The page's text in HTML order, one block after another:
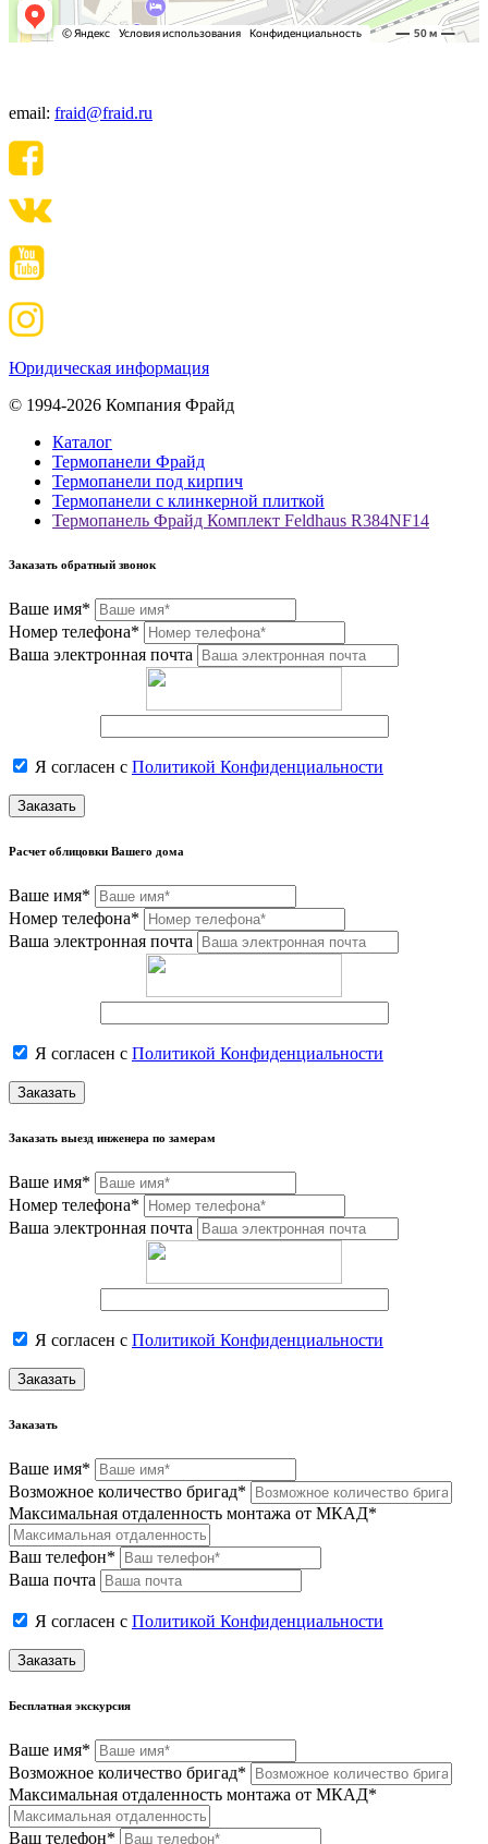
email: fraid@fraid.ru
Юридическая информация
© 1994-2026 Компания Фрайд
Каталог
Термопанели Фрайд
Термопанели под кирпич
Термопанели с клинкерной плиткой
Термопанель Фрайд Комплект Feldhaus R384NF14
Заказать обратный звонок
Ваше имя*
Номер телефона*
Ваша электронная почта
Я согласен с Политикой Конфиденциальности
Заказать
Расчет облицовки Вашего дома
Ваше имя*
Номер телефона*
Ваша электронная почта
Я согласен с Политикой Конфиденциальности
Заказать
Заказать выезд инженера по замерам
Ваше имя*
Номер телефона*
Ваша электронная почта
Я согласен с Политикой Конфиденциальности
Заказать
Заказать
Ваше имя*
Возможное количество бригад*
Максимальная отдаленность монтажа от МКАД*
Ваш телефон*
Ваша почта
Я согласен с Политикой Конфиденциальности
Заказать
Бесплатная экскурсия
Ваше имя*
Возможное количество бригад*
Максимальная отдаленность монтажа от МКАД*
Ваш телефон*